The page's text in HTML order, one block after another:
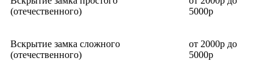
(отечественного)
5000р
Вскрытие замка сложного
(отечественного)
от 2000р до
5000р